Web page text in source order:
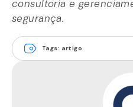
consultoria e
segurança.
Tags: artigo